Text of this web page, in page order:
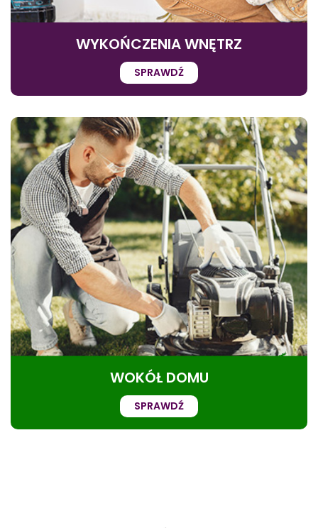
WYKOŃCZENIA WNĘTRZ
SPRAWDŹ
WOKÓŁ DOMU
SPRAWDŹ